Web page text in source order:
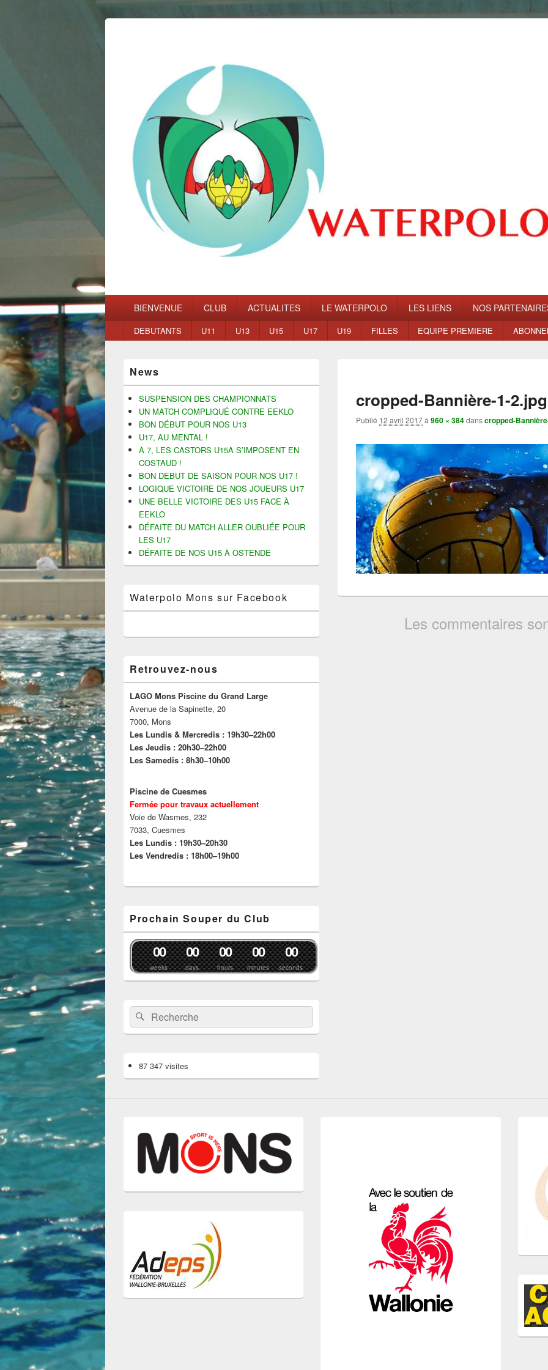
Waterpolo Mons
Menu
principalBIENVENUE CLUB ACTUALITES LE WATERPOLO LES LIENS NOS
Menu
secondaire
DEBUTANTS U11 U13 U15 U17 U19 FILLES EQUIPE PREMIERE
cropped-Bannière-1-2.jpg
Publié 12 avril 2017à 960 × 384danscropped-
Les commentaires
principale
de
widget
pour
barre
latérale
News
SUSPENSION DES CHAMPIONNATS
UN MATCH COMPLIQUÉ CONTRE EEKLO
BON DÉBUT POUR NOS U13
U17, AU MENTAL !
À 7, LES CASTORS U15A S’IMPOSENT EN
COSTAUD !
BON DEBUT DE SAISON POUR NOS U17 !
LOGIQUE VICTOIRE DE NOS JOUEURS U17
UNE BELLE VICTOIRE DES U15 FACE À
EEKLO
DÉFAITE DU MATCH ALLER OUBLIÉE POUR
LES U17
DÉFAITE DE NOS U15 À OSTENDE
Waterpolo Mons sur Facebook
Retrouvez-nous
LAGO Mons Piscine du Grand Large
Avenue de la Sapinette, 20
7000, Mons
Les Lundis & Mercredis : 19h30–22h00
Les Jeudis : 20h30–22h00
Les Samedis : 8h30–10h00
Piscine de Cuesmes
Fermée pour travaux actuellement
Voie de Wasmes, 232
7033, Cuesmes
Les Lundis : 19h30–20h30
Les Vendredis : 18h00–19h00
Prochain Souper du Club
weeks
00
days
00
hours
00
minutes
00
seconds
00
Recherche :Rechercher
87 347 visites